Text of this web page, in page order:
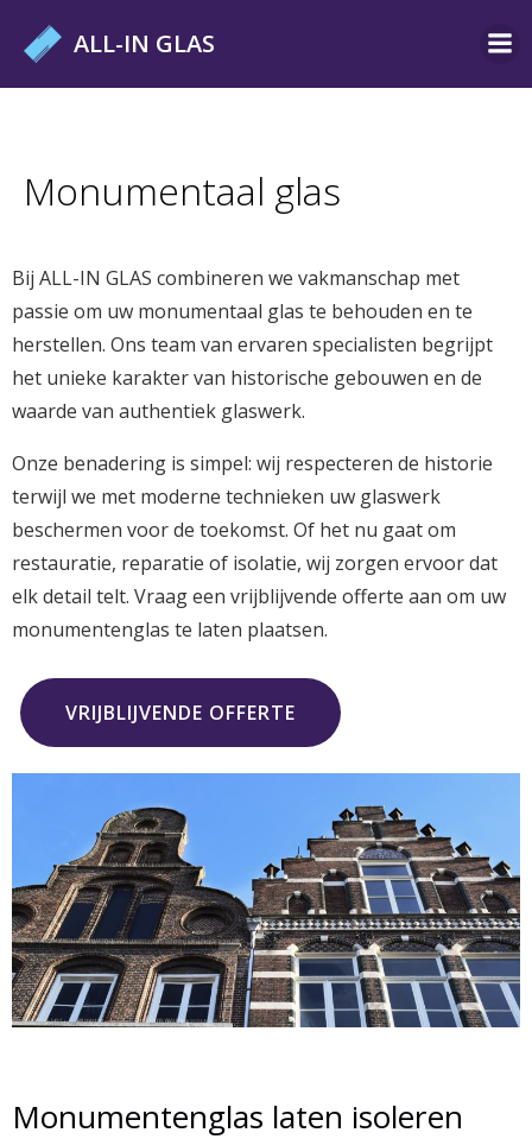
ALL-IN GLAS
Monumentaal glas
Bij ALL-IN GLAS combineren we vakmanschap met
passie om uw monumentaal glas te behouden en te
herstellen. Ons team van ervaren specialisten begrijpt
het unieke karakter van historische gebouwen en de
waarde van authentiek glaswerk.
Onze benadering is simpel: wij respecteren de historie
terwijl we met moderne technieken uw glaswerk
beschermen voor de toekomst. Of het nu gaat om
restauratie, reparatie of isolatie, wij zorgen ervoor dat
elk detail telt. Vraag een vrijblijvende offerte aan om uw
monumentenglas te laten plaatsen.
VRIJBLIJVENDE OFFERTE
Monumentenglas laten isoleren